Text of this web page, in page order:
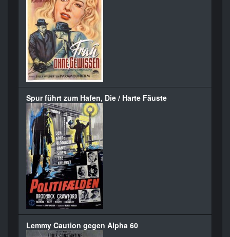
Spur führt zum Hafen, Die / Harte Fäuste
Lemmy Caution gegen Alpha 60